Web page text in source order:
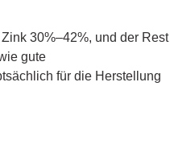
30%–42%, und der Rest
gute
für die Herstellung